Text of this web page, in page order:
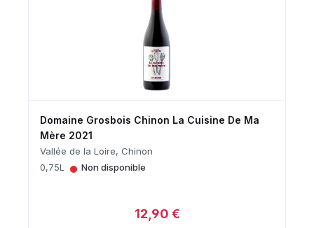
Domaine Grosbois Chinon La Cuisine De Ma
Mère 2021
Vallée de la Loire, Chinon
0,75L
• Non disponible
12,90 €